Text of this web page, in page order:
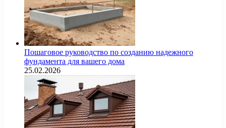
Пошаговое руководство по созданию надежного
фундамента для вашего дома
25.02.2026